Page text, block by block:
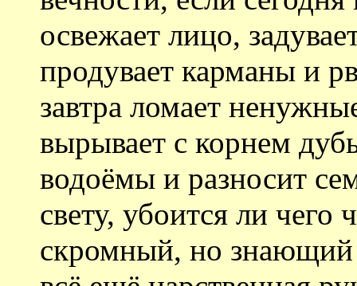
освежает лицо,
продувает карманы и
завтра ломает
вырывает с корнем
водоёмы и разносит
свету, убоится ли чего
скромный, но знающий